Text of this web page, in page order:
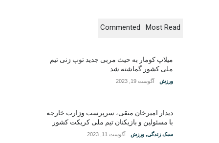
Most Read
Commented
میلاپ کومار به حیث مربی جدید توپ زنی تیم
ملی کشور گماشته شد
ورزش آگوست 19, 2023
دیدار امیرخان متقی، سرپرست وزارت خارجه
با مسئولین و بازیکنان تیم ملی کریکت کشور
سبک زندگی, ورزش آگوست 11, 2023